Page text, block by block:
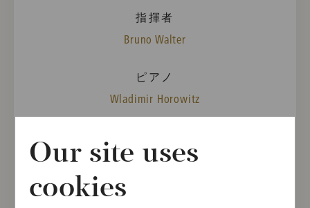
指揮者
Bruno Walter
ピアノ
Wladimir Horowitz
Wilhelm Jerger
Partita für Orchester, op. 21
Sergej Rachmaninow
Our site uses
cookies